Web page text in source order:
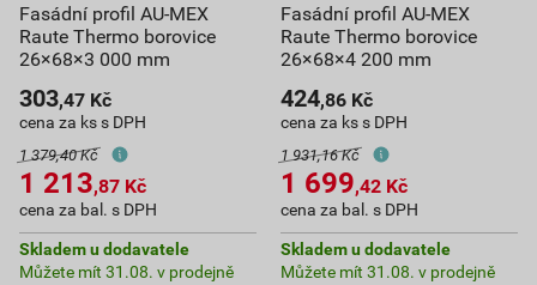
Fasádní profil AU-MEX
Raute Thermo borovice
26×68×3 000 mm
303,47 Kč
cena za ks s DPH
1 379,40 Kč
1 213,87 Kč
cena za bal. s DPH
Skladem u dodavatele
Můžete mít 31.08. v prodejně
Fasádní profil AU-MEX
Raute Thermo borovice
26×68×4 200 mm
424,86 Kč
cena za ks s DPH
1 931,16 Kč
1 699,42 Kč
cena za bal. s DPH
Skladem u dodavatele
Můžete mít 31.08. v prodejně